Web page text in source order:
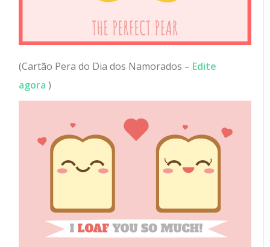
(Cartão Pera do Dia dos Namorados – Edite
agora )